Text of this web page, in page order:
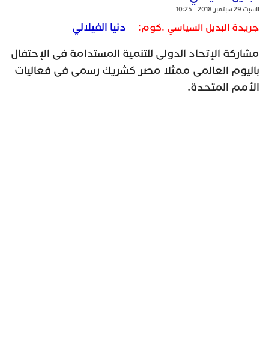
السبت 29 سبتمبر 2018 - 10:25
جريدة البديل السياسي .كوم:
دنيا الفيلالي
مشاركة الإتحاد الدولى للتنمية المستدامة فى الإحتفال
باليوم العالمى ممثلا مصر كشريك رسمى فى فعاليات
الأمم المتحدة.